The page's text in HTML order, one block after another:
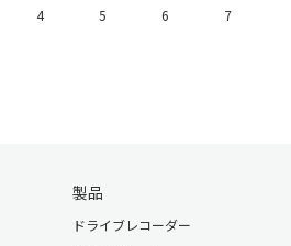
4 5 6 7
製品
ドライブレコーダー